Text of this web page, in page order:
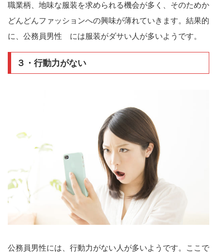
職業柄、地味な服装を求められる機会が多く、そのためか
どんどんファッションへの興味が薄れていきます。結果的
に、公務員男性 には服装がダサい人が多いようです。
３・行動力がない
公務員男性には、行動力がない人が多いようです。ここで